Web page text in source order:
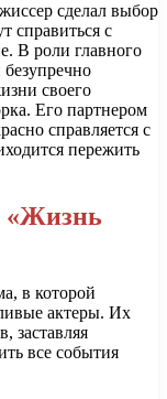
сделал выбор
справиться с
В роли главного
своего
Его партнером
справляется с
пережить
«Жизнь
в которой
актеры. Их
заставляя
все события